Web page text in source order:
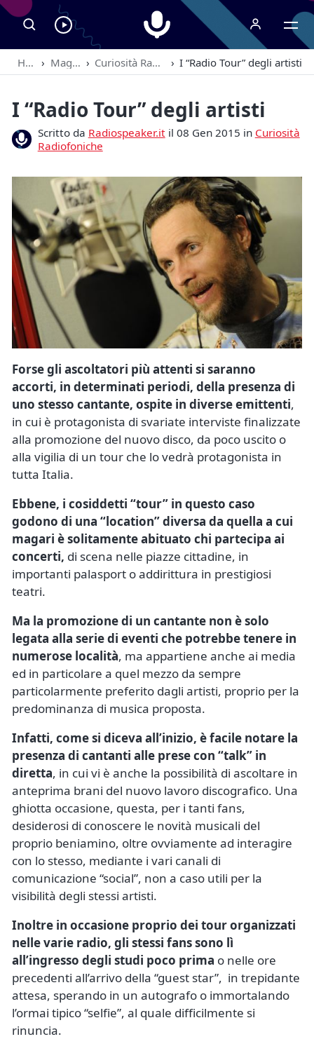
Ascolta
RadioSpeaker
in
Radiospeaker.it
Home › Magazine › Curiosità Radiofoniche › I “Radio Tour” degli artisti
I “Radio Tour” degli artisti
Scritto da Radiospeaker.itil 08 Gen 2015 in Curiosità
Radiofoniche
Forse gli ascoltatori più attenti si saranno
accorti, in determinati periodi, della presenza di
uno stesso cantante, ospite in diverse emittenti,
in cui è protagonista di svariate interviste finalizzate
alla promozione del nuovo disco, da poco uscito o
alla vigilia di un tour che lo vedrà protagonista in
tutta Italia.
Ebbene, i cosiddetti “tour” in questo caso
godono di una “location” diversa da quella a cui
magari è solitamente abituato chi partecipa ai
concerti, di scena nelle piazze cittadine, in
importanti palasport o addirittura in prestigiosi
teatri.
Ma la promozione di un cantante non è solo
legata alla serie di eventi che potrebbe tenere in
numerose località, ma appartiene anche ai media
ed in particolare a quel mezzo da sempre
particolarmente preferito dagli artisti, proprio per la
predominanza di musica proposta.
Infatti, come si diceva all’inizio, è facile notare la
presenza di cantanti alle prese con “talk” in
diretta, in cui vi è anche la possibilità di ascoltare in
anteprima brani del nuovo lavoro discografico. Una
ghiotta occasione, questa, per i tanti fans,
desiderosi di conoscere le novità musicali del
proprio beniamino, oltre ovviamente ad interagire
con lo stesso, mediante i vari canali di
comunicazione “social”, non a caso utili per la
visibilità degli stessi artisti.
Inoltre in occasione proprio dei tour organizzati
nelle varie radio, gli stessi fans sono lì
all’ingresso degli studi poco prima o nelle ore
precedenti all’arrivo della “guest star”, in trepidante
attesa, sperando in un autografo o immortalando
l’ormai tipico “selfie”, al quale difficilmente si
rinuncia.